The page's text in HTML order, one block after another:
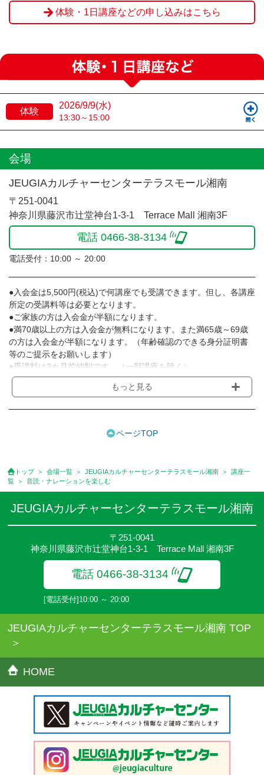
体験・1日講座などの申し込みはこちら
体験
2026/9/9(水)
13:30～15:00
会場
JEUGIAカルチャーセンターテラスモール湘南
〒251-0041
神奈川県藤沢市辻堂神台1-3-1 Terrace Mall 湘南3F
電話 0466-38-3134
電話受付：10:00 ～ 20:00
●入会金は5,500円(税込)で何講座でも受講できます。但し、各講座
所定の受講料等は必要となります。
●ご家族の方は入会金が半額になります。
●満70歳以上の方は入会金が無料になります。また満65歳～69歳
の方は入会金が半額になります。（年齢確認のできる身分証明書
等のご提示をお願いします）
●受講料は3カ月前納制です。（一部講座を除く）
●受講料には運営費として１講座につき月額770円(税込)が含まれ
ております。また一部の講座では別途傷害保険料も含まれており
用は含まれておりません。
のでご確認ください。
●参加人数が一定に満たない場合、体験や講座開講を中止または延
期することがあります。
●その他、詳しい内容については、ご入会時にご説明をさせていた
だきます。
もっと見る
ページTOP
トップ 会場一覧 JEUGIAカルチャーセンターテラスモール湘南
講座一
覧
音読・ナレーションを楽しむ
JEUGIAカルチャーセンターテラスモール湘南
〒251-0041
神奈川県藤沢市辻堂神台1-3-1 Terrace Mall 湘南3F
電話 0466-38-3134
[電話受付]10:00 ～ 20:00
JEUGIAカルチャーセンターテラスモール湘南 TOP
HOME